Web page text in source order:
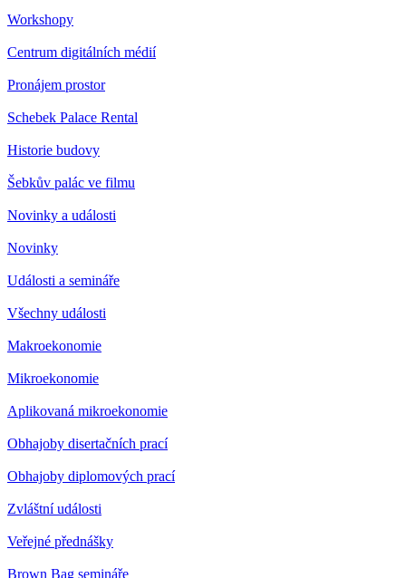
Workshopy
Centrum digitálních médií
Pronájem prostor
Schebek Palace Rental
Historie budovy
Šebkův palác ve filmu
Novinky a události
Novinky
Události a semináře
Všechny události
Makroekonomie
Mikroekonomie
Aplikovaná mikroekonomie
Obhajoby disertačních prací
Obhajoby diplomových prací
Zvláštní události
Veřejné přednášky
Brown Bag semináře